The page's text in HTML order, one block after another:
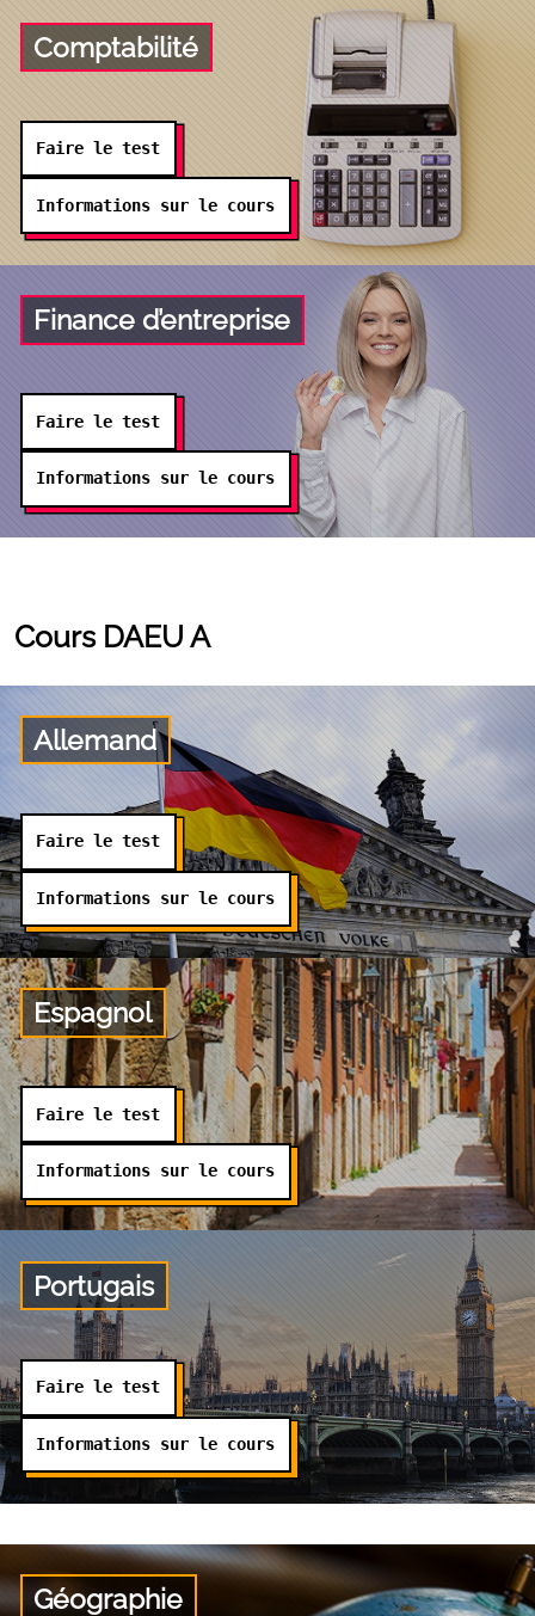
Comptabilité
Faire le test
Informations sur le cours
Finance d’entreprise
Faire le test
Informations sur le cours
Cours DAEU A
Allemand
Faire le test
Informations sur le cours
Espagnol
Faire le test
Informations sur le cours
Portugais
Faire le test
Informations sur le cours
Géographie